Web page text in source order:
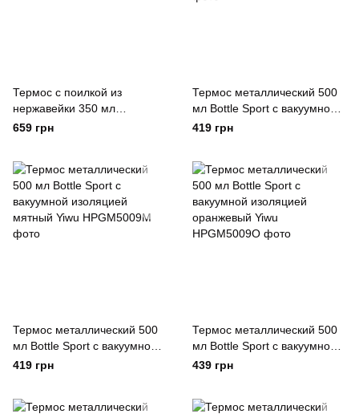
Термос с поилкой из
нержавейки 350 мл
Пудровый Happy Life
659 грн
Термос металлический 500
мл Bottle Sport с вакуумной
изоляцией синий Yiwu Синій
419 грн
Термос металлический 500
мл Bottle Sport с вакуумной
изоляцией мятный Yiwu
419 грн
Термос металлический 500
мл Bottle Sport с вакуумной
изоляцией оранжевый Yiwu
439 грн